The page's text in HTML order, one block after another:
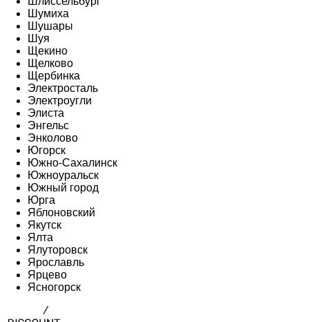
Шумиха
Шушары
Шуя
Щекино
Щелково
Щербинка
Электросталь
Электроугли
Элиста
Энгельс
Энколово
Югорск
Южно-Сахалинск
Южноуральск
Южный город
Юрга
Яблоновский
Якутск
Ялта
Ялуторовск
Ярославль
Ярцево
Ясногорск